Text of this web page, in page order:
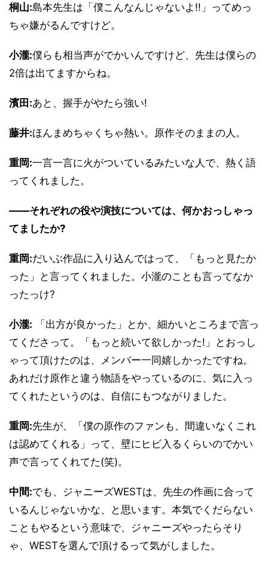
桐山:島本先生は「僕こんなんじゃないよ!!」ってめっ
ちゃ嫌がるんですけど。
小瀧:僕らも相当声がでかいんですけど、先生は僕らの
2倍は出てますからね。
濱田:あと、握手がやたら強い!
藤井:ほんまめちゃくちゃ熱い。原作そのままの人。
重岡:一言一言に火がついているみたいな人で、熱く語
ってくれました。
――それぞれの役や演技については、何かおっしゃっ
てましたか?
重岡:だいぶ作品に入り込んではって、「もっと見たか
った」と言ってくれました。小瀧のことも言ってなか
ったっけ?
小瀧: 「出方が良かった」とか、細かいところまで言っ
てくださって。「もっと続いて欲しかった!」とおっし
ゃって頂けたのは、メンバー一同嬉しかったですね。
あれだけ原作と違う物語をやっているのに、気に入っ
てくれたというのは、自信にもつながりました。
重岡:先生が、「僕の原作のファンも、間違いなくこれ
は認めてくれる」って、壁にヒビ入るくらいのでかい
声で言ってくれてた(笑)。
中間:でも、ジャニーズWESTは、先生の作画に合って
いるんじゃないかな、と思います。本気でくだらない
こともやるという意味で、ジャニーズやったらそり
ゃ、WESTを選んで頂けるって気がしました。